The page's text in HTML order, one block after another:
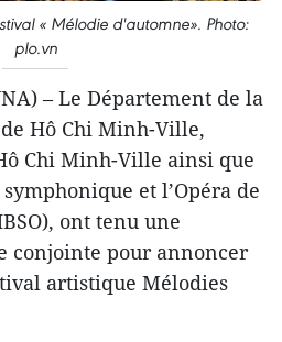
« Mélodie d'automne». Photo:
plo.vn
– Le Département de la
Hô Chi Minh-Ville,
Chi Minh-Ville ainsi que
et l’Opéra de
ont tenu une
conjointe pour annoncer
artistique Mélodies